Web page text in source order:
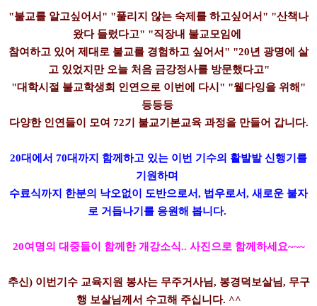
"불교를 알고싶어서" "풀리지 않는 숙제를 하고싶어서" "산책나
왔다 들렀다고" "직장내 불교모임에
참여하고 있어 제대로 불교를 경험하고 싶어서" "20년 광명에 살
고 있었지만 오늘 처음 금강정사를 방문했다고"
"대학시절 불교학생회 인연으로 이번에 다시" "웰다잉을 위해"
등등등
다양한 인연들이 모여 72기 불교기본교육 과정을 만들어 갑니다.
20대에서 70대까지 함께하고 있는 이번 기수의 활발발 신행기를
기원하며
수료식까지 한분의 낙오없이 도반으로서, 법우로서, 새로운 불자
로 거듭나기를 응원해 봅니다.
20여명의 대중들이 함께한 개강소식.. 사진으로 함께하세요~~~
추신) 이번기수 교육지원 봉사는 무주거사님, 봉경덕보살님, 무구
행 보살님께서 수고해 주십니다. ^^